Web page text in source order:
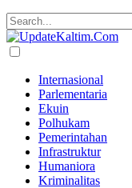
Internasional
Parlementaria
Ekuin
Polhukam
Pemerintahan
Infrastruktur
Humaniora
Kriminalitas